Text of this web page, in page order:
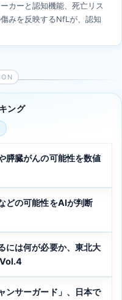
カーと認知機能、死亡リス
みを反映するNfLが、認知
ング
膵臓がんの可能性を数値
どの可能性をAIが判断
には何が必要か、東北大
ンサーガード」、日本で